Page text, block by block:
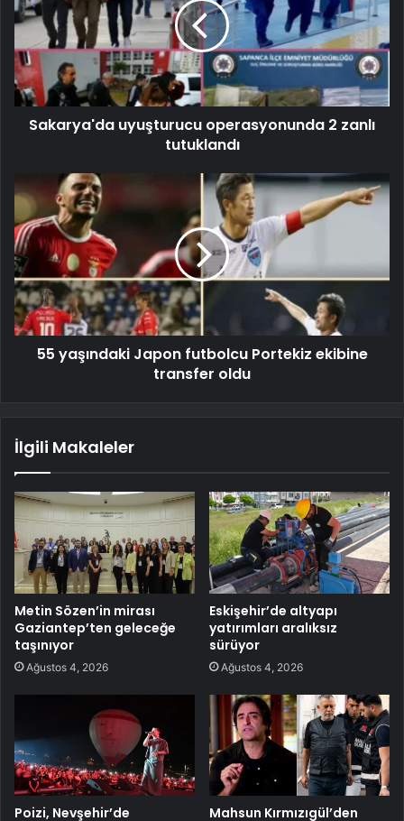
Sakarya'da uyuşturucu operasyonunda 2 zanlı
tutuklandı
55 yaşındaki Japon futbolcu Portekiz ekibine
transfer oldu
İlgili Makaleler
Metin Sözen’in mirası
Gaziantep’ten geleceğe
taşınıyor
Ağustos 4, 2026
Eskişehir’de altyapı
yatırımları aralıksız
sürüyor
Ağustos 4, 2026
Poizi, Nevşehir’de Mahsun Kırmızıgül’den